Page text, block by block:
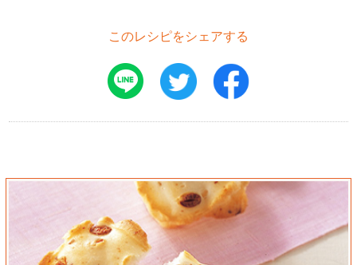
このレシピをシェアする